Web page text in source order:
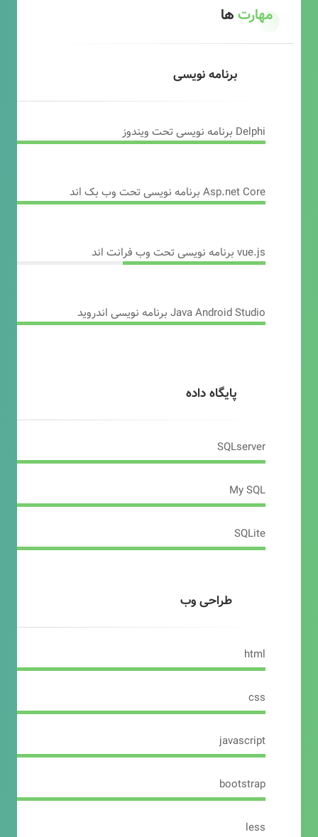
مهارتها
برنامه نویسی
Delphi برنامه نویسی تحت ویندوز
Asp.net Core برنامه نویسی تحت وب بک اند
vue.js برنامه نویسی تحت وب فرانت اند
Java Android Studio برنامه نویسی اندروید
پایگاه داده
SQLserver
My SQL
SQLite
طراحی وب
html
css
javascript
bootstrap
less